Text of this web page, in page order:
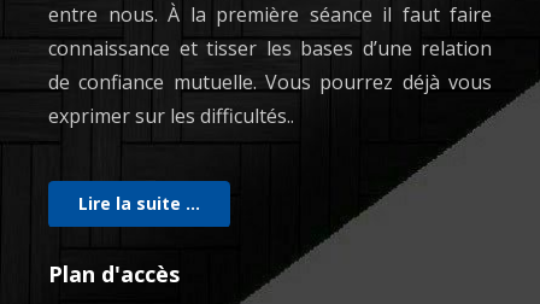
entre nous. À la première séance il faut faire
connaissance et tisser les bases d’une relation
de confiance mutuelle. Vous pourrez déjà vous
exprimer sur les difficultés..
Lire la suite …
Plan d'accès